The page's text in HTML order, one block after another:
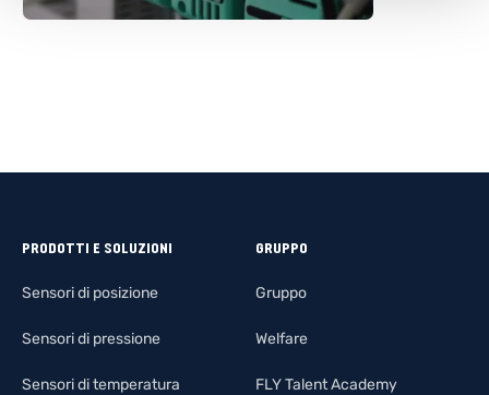
PRODOTTI E SOLUZIONI
Sensori di posizione
Sensori di pressione
Sensori di temperatura
GRUPPO
Gruppo
Welfare
FLY Talent Academy